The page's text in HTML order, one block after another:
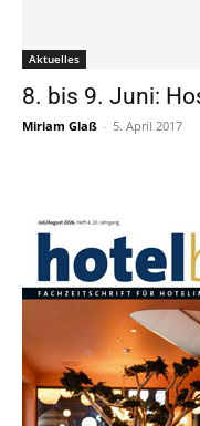
Aktuelles
8. bis 9. Juni:
Miriam Glaß - 5. April 2017